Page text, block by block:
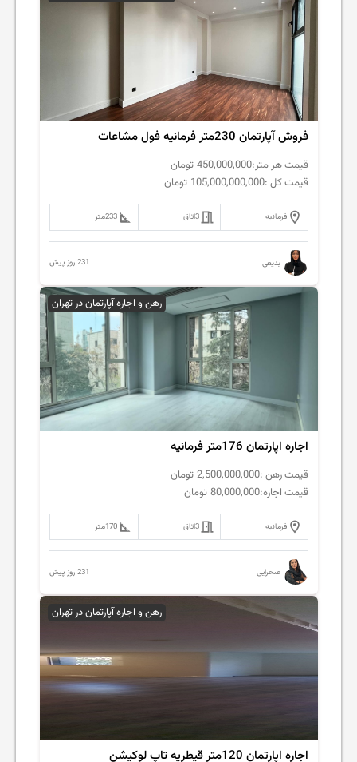
فروش آپارتمان 230متر فرمانیه فول مشاعات
قیمت هر متر:450,000,000 تومان
قیمت کل :105,000,000,000 تومان
فرمانیه 3اتاق 233متر
بدیعی 231 روز پیش
رهن و اجاره آپارتمان در تهران
اجاره اپارتمان 176متر فرمانیه
قیمت رهن :2,500,000,000 تومان
قیمت اجاره:80,000,000 تومان
فرمانیه 3اتاق 170متر
صحرایی 231 روز پیش
رهن و اجاره آپارتمان در تهران
اجاره اپارتمان 120متر قیطریه تاپ لوکیشن